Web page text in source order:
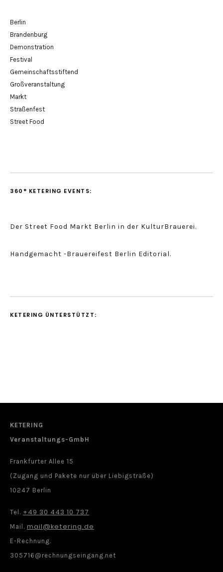
Berlin
Brandenburg
Demonstration
Festival
Gemeinschaftsstiftend
Großveranstaltung
Markt
Straßenfest
Street Food
360° KETERING EVENTS:
Der Street Food Markt Berlin in der KulturBrauerei.
Handgemacht -Brauereifest Berlin Editorial.
KETERING ÜNTERSTÜTZT:
KETERING
Veranstaltungs-GmbH
Frankfurter Allee 15
(Zugang und Pakete nur über Liebigstraße)
10247 Berlin
Tel. +49 30 443 10 737
Mail. mail@ketering.de
E-Rechnung.
305716@rechnungseingang.net